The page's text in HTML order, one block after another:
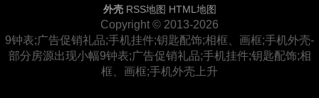
外壳 RSS地图 HTML地图
Copyright © 2013-2026
9钟表;广告促销礼品;手机挂件;钥匙配饰;相框、画框;手机外壳-
部分房源出现小幅9钟表;广告促销礼品;手机挂件;钥匙配饰;相
框、画框;手机外壳上升